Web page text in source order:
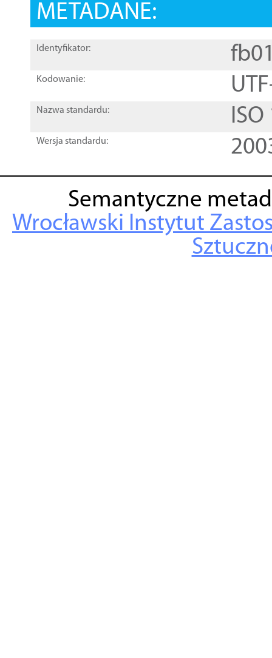
METADANE:
Identyfikator:
Kodowanie:
Nazwa standardu:
Wersja standardu:
Semantyczne
Wrocławski Instytut